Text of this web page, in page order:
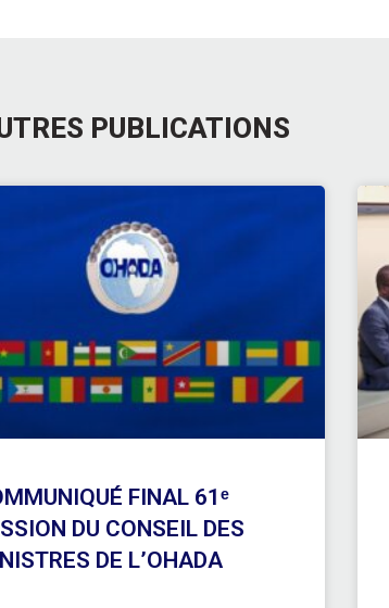
PUBLICATIONS
FINAL 61ᵉ
DU CONSEIL DES
DE L’OHADA